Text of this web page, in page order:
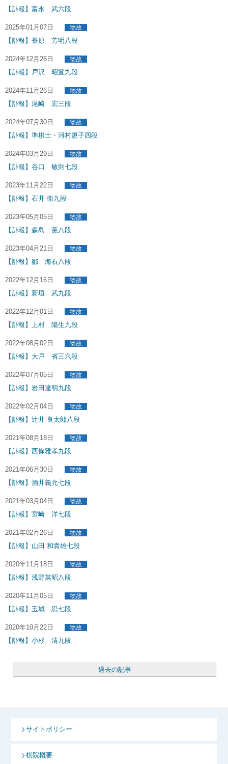
【訃報】富永 武六段
2025年01月07日 物故
【訃報】長原 芳明八段
2024年12月26日 物故
【訃報】戸沢 昭宣九段
2024年11月26日 物故
【訃報】尾崎 宏三段
2024年07月30日 物故
【訃報】準棋士・河村規子四段
2024年03月29日 物故
【訃報】谷口 敏則七段
2023年11月22日 物故
【訃報】石井 衛九段
2023年05月05日 物故
【訃報】森島 薫八段
2023年04月21日 物故
【訃報】鄒 海石八段
2022年12月16日 物故
【訃報】新垣 武九段
2022年12月01日 物故
【訃報】上村 陽生九段
2022年08月02日 物故
【訃報】大戸 省三六段
2022年07月05日 物故
【訃報】岩田達明九段
2022年02月04日 物故
【訃報】辻井 良太郎八段
2021年08月18日 物故
【訃報】西條雅孝九段
2021年06月30日 物故
【訃報】酒井義允七段
2021年03月04日 物故
【訃報】宮崎 洋七段
2021年02月26日 物故
【訃報】山田 和貴雄七段
2020年11月18日 物故
【訃報】浅野英昭八段
2020年11月05日 物故
【訃報】玉城 忍七段
2020年10月22日 物故
【訃報】小杉 清九段
過去の記事
サイトポリシー
棋院概要